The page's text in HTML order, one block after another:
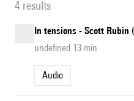
4 results
In tensions - Scott Rubin
undefined 13 min
Audio